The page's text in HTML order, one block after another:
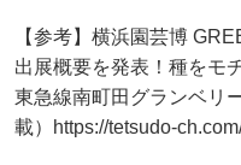
【参考】横浜園芸博
出展概要を発表！種をモ
東急線南町田グランベリ
載）https://tetsudo-